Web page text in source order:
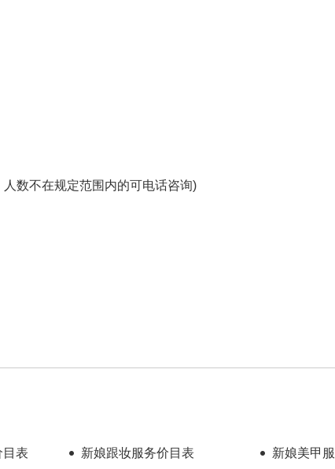
人数不在规定范围内的可电话咨询)
表 新娘跟妆服务价目表 新娘美甲